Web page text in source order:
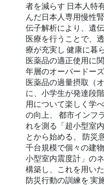
者を減らす 日本人特
んだ日本人専用慢性
伝子解析により、遺
医療を行うことで、
療が充実し 健康に暮
医薬品の適正使用に
年層のオーバードー
医薬品の過量摂取（
に、小学生が発達段
用について楽しく学
の向上、 都市インフ
れを測る「超小型室
とから始める、 防災
千台規模で個々の建
小型室内震度計」の
構築し、これを用い
防災行動の訓練を 実